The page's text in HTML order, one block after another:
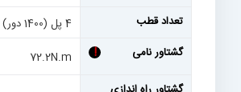
تعداد قطب
4 پل (1400 دور)
گشتاور نامی
!
72.2N.m